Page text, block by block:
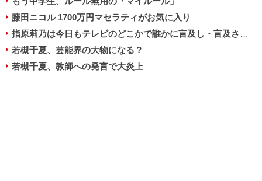
藤田ニコル 1700万円マセラティがお気に入り
指原莉乃は今日もテレビのどこかで誰かに言及し・言及されている
若槻千夏、芸能界の大物になる？
若槻千夏、教師への発言で大炎上